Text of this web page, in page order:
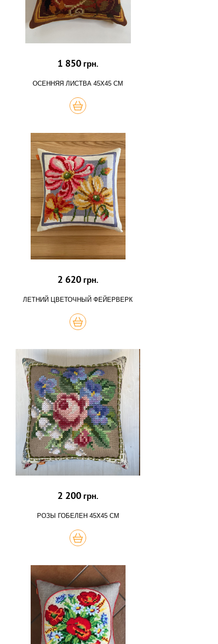
1 850 грн.
ОСЕННЯЯ ЛИСТВА 45Х45 СМ
КУПИТЬ
2 620 грн.
ЛЕТНИЙ ЦВЕТОЧНЫЙ ФЕЙЕРВЕРК
КУПИТЬ
2 200 грн.
РОЗЫ ГОБЕЛЕН 45Х45 СМ
КУПИТЬ